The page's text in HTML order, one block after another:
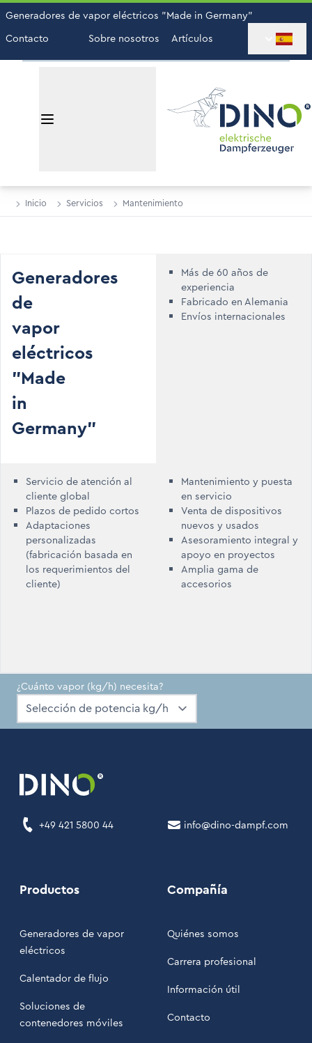
Generadores de vapor eléctricos "Made in Germany"
Contacto
Sobre nosotros Artículos
Inicio Servicios Mantenimiento
Generadores
de
vapor
eléctricos
"Made
in
Germany"
Más de 60 años de
experiencia
Fabricado en Alemania
Envíos internacionales
Servicio de atención al
cliente global
Plazos de pedido cortos
Adaptaciones
personalizadas
(fabricación basada en
los requerimientos del
cliente)
Mantenimiento y puesta
en servicio
Venta de dispositivos
nuevos y usados
Asesoramiento integral y
apoyo en proyectos
Amplia gama de
accesorios
¿Cuánto vapor (kg/h) necesita?
+49 421 5800 44 info@dino-dampf.com
Productos
Generadores de vapor
eléctricos
Calentador de flujo
Soluciones de
contenedores móviles
Compañía
Quiénes somos
Carrera profesional
Información útil
Contacto